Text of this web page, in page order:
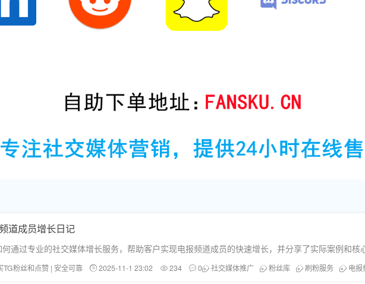
道成员增长日记
通过专业的社交媒体增长服务，帮助客户实现电报频道成员的快速增长，并分享了实际案例和核
粉丝和点赞 | 安全可靠 2025-11-1 23:02 234 0 社交媒体推广 粉丝库 刷粉服务 电报